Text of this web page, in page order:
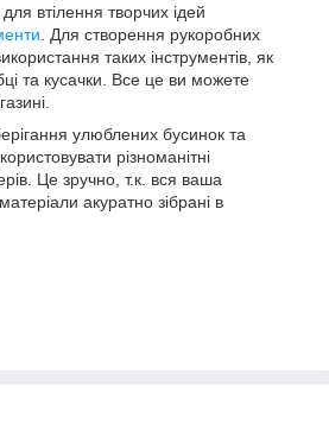
втілення творчих ідей
. Для створення рукоробних
таких інструментів, як
та кусачки. Все це ви можете
улюблених бусинок та
різноманітні
Це зручно, т.к. вся ваша
акуратно зібрані в